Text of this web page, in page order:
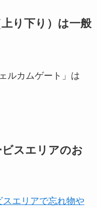
り下り）は一般
ルカムゲート」は
スエリアのお
エリアで忘れ物や